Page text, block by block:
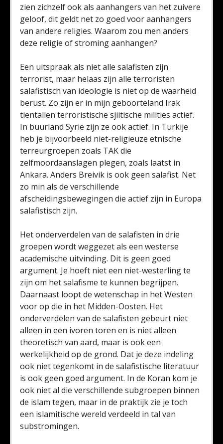
zien zichzelf ook als aanhangers van het zuivere
geloof, dit geldt net zo goed voor aanhangers
van andere religies. Waarom zou men anders
deze religie of stroming aanhangen?
Een uitspraak als niet alle salafisten zijn
terrorist, maar helaas zijn alle terroristen
salafistisch van ideologie is niet op de waarheid
berust. Zo zijn er in mijn geboorteland Irak
tientallen terroristische sjiitische milities actief.
In buurland Syrië zijn ze ook actief. In Turkije
heb je bijvoorbeeld niet-religieuze etnische
terreurgroepen zoals TAK die
zelfmoordaanslagen plegen, zoals laatst in
Ankara. Anders Breivik is ook geen salafist. Net
zo min als de verschillende
afscheidingsbewegingen die actief zijn in Europa
salafistisch zijn.
Het onderverdelen van de salafisten in drie
groepen wordt weggezet als een westerse
academische uitvinding. Dit is geen goed
argument. Je hoeft niet een niet-westerling te
zijn om het salafisme te kunnen begrijpen.
Daarnaast loopt de wetenschap in het Westen
voor op die in het Midden-Oosten. Het
onderverdelen van de salafisten gebeurt niet
alleen in een ivoren toren en is niet alleen
theoretisch van aard, maar is ook een
werkelijkheid op de grond. Dat je deze indeling
ook niet tegenkomt in de salafistische literatuur
is ook geen goed argument. In de Koran kom je
ook niet al die verschillende subgroepen binnen
de islam tegen, maar in de praktijk zie je toch
een islamitische wereld verdeeld in tal van
substromingen.